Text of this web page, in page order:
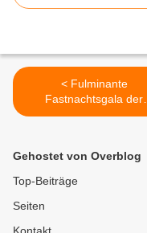
< Fulminante
Fastnachtsgala der
Tanzsportgarde
"Fastnacht in Franken"
Gehostet von Overblog
Top-Beiträge
Seiten